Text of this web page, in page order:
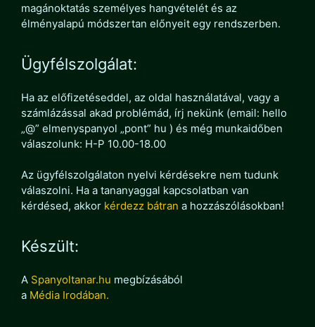
magánoktatás személyes hangvételét és az
élményalapú módszertan előnyeit egy rendszerben.
Ügyfélszolgálat:
Ha az előfizetéseddel, az oldal használatával, vagy a
számlázással akad problémád, írj nekünk (email: hello
„@” elmenyspanyol „pont” hu ) és még munkaidőben
válaszolunk: H-P 10.00-18.00
Az ügyfélszolgálaton nyelvi kérdésekre nem tudunk
válaszolni. Ha a tananyaggal kapcsolatban van
kérdésed, akkor kérdezz bátran a hozzászólásokban!
Készült:
A Spanyoltanar.hu megbízásából
a Média Irodában.